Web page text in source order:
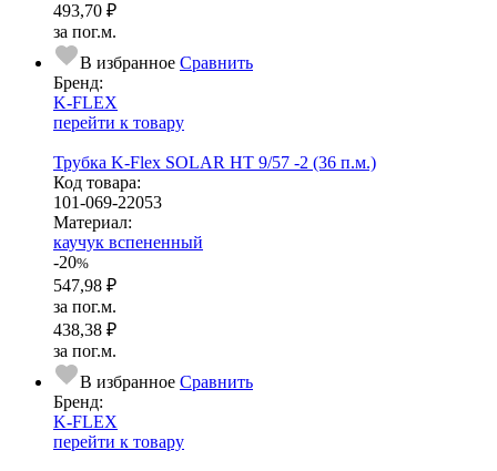
493,70 ₽
за пог.м.
В избранное Сравнить
Бренд:
K-FLEX
перейти к товару
Трубка K-Flex SOLAR HT 9/57 -2 (36 п.м.)
Код товара:
101-069-22053
Ма­­те­­ри­­ал:
каучук вспененный
-20%
547,98 ₽
за пог.м.
438,38 ₽
за пог.м.
В избранное Сравнить
Бренд:
K-FLEX
перейти к товару